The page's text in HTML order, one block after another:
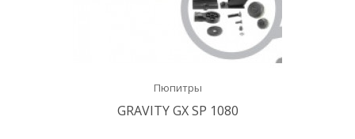
Пюпитры
GRAVITY GX SP 1080